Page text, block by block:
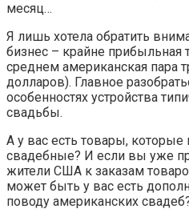
месяц…
Я лишь хотела обратить
бизнес – крайне прибыльная
среднем американская пара
долларов). Главное
особенностях устройства
свадьбы.
А у вас есть товары,
свадебные? И если вы уже
жители США к заказам
может быть у вас есть
поводу американских